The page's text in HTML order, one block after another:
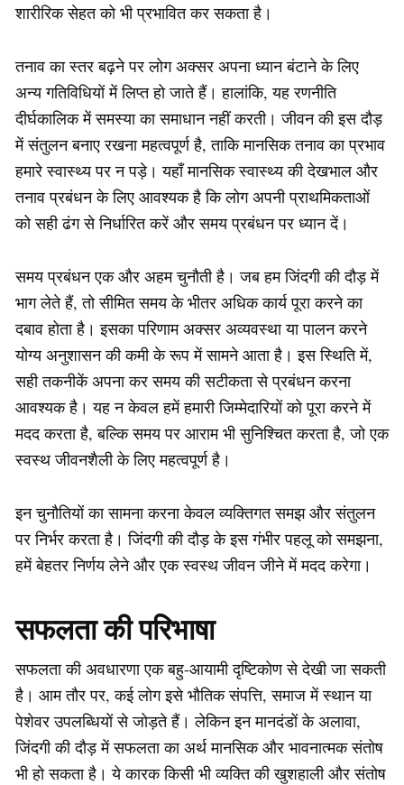
शारीरिक सेहत को भी प्रभावित कर सकता है।
तनाव का स्तर बढ़ने पर लोग अक्सर अपना ध्यान बंटाने के लिए
अन्य गतिविधियों में लिप्त हो जाते हैं। हालांकि, यह रणनीति
दीर्घकालिक में समस्या का समाधान नहीं करती। जीवन की इस दौड़
में संतुलन बनाए रखना महत्वपूर्ण है, ताकि मानसिक तनाव का प्रभाव
हमारे स्वास्थ्य पर न पड़े। यहाँ मानसिक स्वास्थ्य की देखभाल और
तनाव प्रबंधन के लिए आवश्यक है कि लोग अपनी प्राथमिकताओं
को सही ढंग से निर्धारित करें और समय प्रबंधन पर ध्यान दें।
समय प्रबंधन एक और अहम चुनौती है। जब हम जिंदगी की दौड़ में
भाग लेते हैं, तो सीमित समय के भीतर अधिक कार्य पूरा करने का
दबाव होता है। इसका परिणाम अक्सर अव्यवस्था या पालन करने
योग्य अनुशासन की कमी के रूप में सामने आता है। इस स्थिति में,
सही तकनीकें अपना कर समय की सटीकता से प्रबंधन करना
आवश्यक है। यह न केवल हमें हमारी जिम्मेदारियों को पूरा करने में
मदद करता है, बल्कि समय पर आराम भी सुनिश्चित करता है, जो एक
स्वस्थ जीवनशैली के लिए महत्वपूर्ण है।
इन चुनौतियों का सामना करना केवल व्यक्तिगत समझ और संतुलन
पर निर्भर करता है। जिंदगी की दौड़ के इस गंभीर पहलू को समझना,
हमें बेहतर निर्णय लेने और एक स्वस्थ जीवन जीने में मदद करेगा।
सफलता की परिभाषा
सफलता की अवधारणा एक बहु-आयामी दृष्टिकोण से देखी जा सकती
है। आम तौर पर, कई लोग इसे भौतिक संपत्ति, समाज में स्थान या
पेशेवर उपलब्धियों से जोड़ते हैं। लेकिन इन मानदंडों के अलावा,
जिंदगी की दौड़ में सफलता का अर्थ मानसिक और भावनात्मक संतोष
भी हो सकता है। ये कारक किसी भी व्यक्ति की खुशहाली और संतोष